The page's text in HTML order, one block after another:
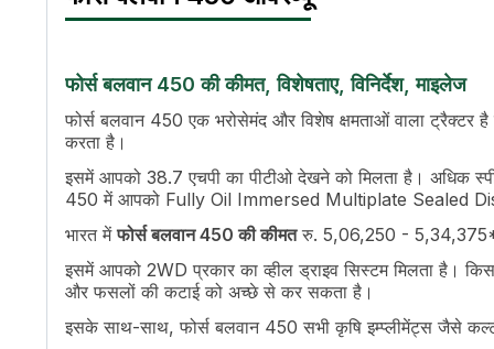
एचपी
डिस्प्लेसमेंट
1947 cc
कूलिंग सिस्टम
Water Cooled
ट्रांसमिशन नाम
गियर की संख्या
8 Forward + 4
अधिकतम फॉरवर्ड स्पीड
31.15 Kmph
अधिकतम रिवर्स स्पीड
16.47 Kmph
ट्रैक्टर में उपलब्ध क्लच का आकार, एमएम में।302 & 251mm
क्लच
Dual Clutch
पीटीओ एचपी
38.7
पीटीओ टाइप
Multi Speed
फोर्स बलवान 450 की कीमत, विशेषताए, विनिर्देश, माइलेज
फोर्स बलवान 450 एक भरोसेमंद और विशेष क्षमताओं वाला ट्रैक्टर
करता है।
इसमें आपको 38.7 एचपी का पीटीओ देखने को मिलता है। अधिक
450 में आपको Fully Oil Immersed Multiplate Sealed
भारत मेंफोर्स बलवान 450 की कीमतरु. 5,06,250 - 5,34,375*
इसमें आपको 2WD प्रकार का व्हील ड्राइव सिस्टम मिलता है।
और फसलों की कटाई को अच्छे से कर सकता है।
इसके साथ-साथ, फोर्स बलवान 450 सभी कृषि इम्प्लीमेंट्स जैसे